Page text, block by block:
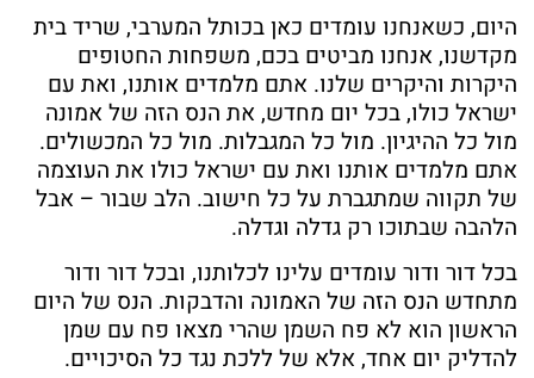
היום, כשאנחנו עומדים כאן בכותל המערבי, שריד בית
מקדשנו, אנחנו מביטים בכם, משפחות החטופים
היקרות והיקרים שלנו. אתם מלמדים אותנו, ואת עם
ישראל כולו, בכל יום מחדש, את הנס הזה של אמונה
מול כל ההיגיון. מול כל המגבלות. מול כל המכשולים.
אתם מלמדים אותנו ואת עם ישראל כולו את העוצמה
של תקווה שמתגברת על כל חישוב. הלב שבור – אבל
הלהבה שבתוכו רק גדלה וגדלה.
בכל דור ודור עומדים עלינו לכלותנו, ובכל דור ודור
מתחדש הנס הזה של האמונה והדבקות. הנס של היום
הראשון הוא לא פח השמן שהרי מצאו פח עם שמן
להדליק יום אחד, אלא של ללכת נגד כל הסיכויים.